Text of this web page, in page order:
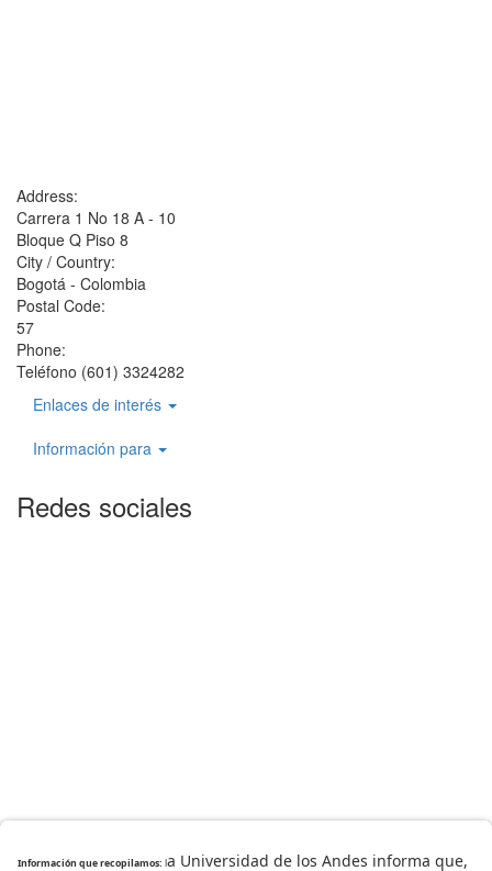
Address:
Carrera 1 No 18 A - 10
Bloque Q Piso 8
City / Country:
Bogotá - Colombia
Postal Code:
57
Phone:
Teléfono (601) 3324282
Enlaces de interés
Información para
Redes sociales